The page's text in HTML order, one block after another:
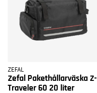
ZEFAL
Zefal Pakethållarväska Z-
Traveler 60 20 liter